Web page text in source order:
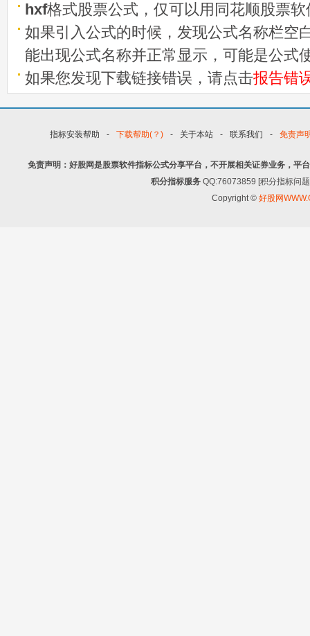
hxf格式股票公式，仅可以用同花顺股票
如果引入公式的时候，发现公式名称栏空
能出现公式名称并正常显示，可能是公式
如果您发现下载链接错误，请点击报告错
指标安装帮助 - 下载帮助(？) - 关于本站 - 联系我们 - 免责声
免责声明：好股网是股票软件指标公式分享平台，不开展相关证券业务，平
积分指标服务 QQ:76073859 [积分指标问
Copyright © 好股网